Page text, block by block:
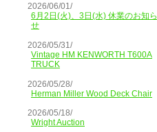
2026/06/01/
6月2日(火)、3日(水) 休業のお知ら
せ
2026/05/31/
Vintage HM KENWORTH T600A
TRUCK
2026/05/28/
Herman Miller Wood Deck Chair
2026/05/18/
Wright Auction